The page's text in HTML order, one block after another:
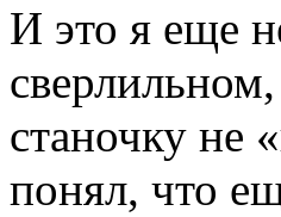
И это я еще
станочку не
понял, что